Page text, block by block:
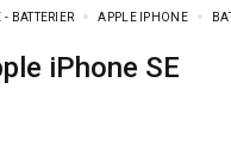
BATTERIER APPLE IPHONE
iPhone SE